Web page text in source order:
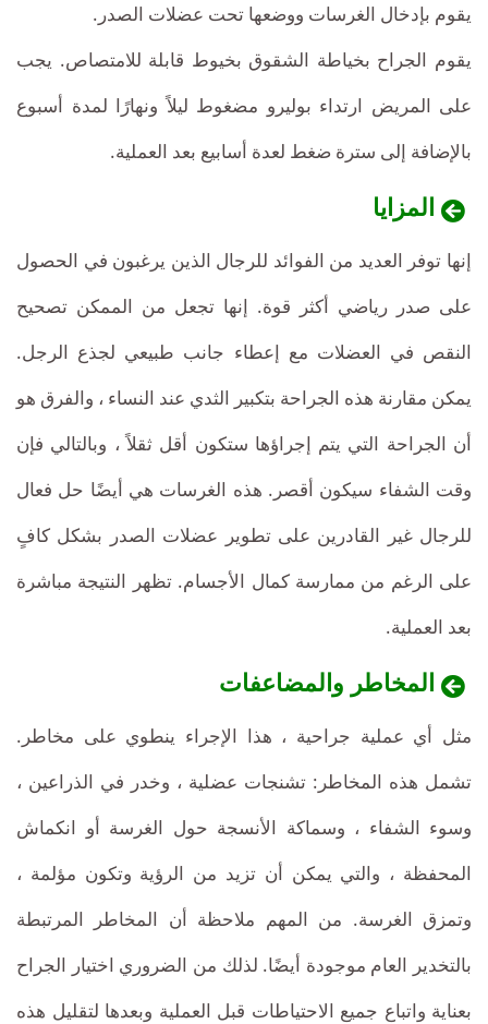
يقوم بإدخال الغرسات ووضعها تحت عضلات الصدر.
يقوم الجراح بخياطة الشقوق بخيوط قابلة للامتصاص. يجب
على المريض ارتداء بوليرو مضغوط ليلاً ونهارًا لمدة أسبوع
بالإضافة إلى سترة ضغط لعدة أسابيع بعد العملية.
المزايا
إنها توفر العديد من الفوائد للرجال الذين يرغبون في الحصول
على صدر رياضي أكثر قوة. إنها تجعل من الممكن تصحيح
النقص في العضلات مع إعطاء جانب طبيعي لجذع الرجل.
يمكن مقارنة هذه الجراحة بتكبير الثدي عند النساء ، والفرق هو
أن الجراحة التي يتم إجراؤها ستكون أقل ثقلاً ، وبالتالي فإن
وقت الشفاء سيكون أقصر. هذه الغرسات هي أيضًا حل فعال
للرجال غير القادرين على تطوير عضلات الصدر بشكل كافٍ
على الرغم من ممارسة كمال الأجسام. تظهر النتيجة مباشرة
بعد العملية.
المخاطر والمضاعفات
مثل أي عملية جراحية ، هذا الإجراء ينطوي على مخاطر.
تشمل هذه المخاطر: تشنجات عضلية ، وخدر في الذراعين ،
وسوء الشفاء ، وسماكة الأنسجة حول الغرسة أو انكماش
المحفظة ، والتي يمكن أن تزيد من الرؤية وتكون مؤلمة ،
وتمزق الغرسة. من المهم ملاحظة أن المخاطر المرتبطة
بالتخدير العام موجودة أيضًا. لذلك من الضروري اختيار الجراح
بعناية واتباع جميع الاحتياطات قبل العملية وبعدها لتقليل هذه